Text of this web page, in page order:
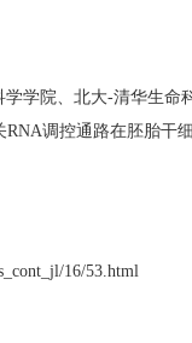
学院、北大-清华生
调控通路在胚胎
16/53.html